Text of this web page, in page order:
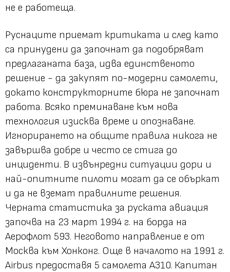
не е работеща.
Руснаците приемат критиката и след като
са принудени да започнат да подобряват
предлаганата база, идва единственото
решение - да закупят по-модерни самолети,
докато конструкторните бюра не започнат
работа. Всяко преминаване към нова
технология изисква време и опознаване.
Игнорирането на общите правила никога не
завършва добре и често се стига до
инциденти. В извънредни ситуации дори и
най-опитните пилоти могат да се объркат
и да не вземат правилните решения.
Черната статистика за руската авиация
започва на 23 март 1994 г. на борда на
Аерофлот 593. Неговото направление е от
Москва към Хонконг. Още в началото на 1991 г.
Airbus предоставя 5 самолета A310. Капитан